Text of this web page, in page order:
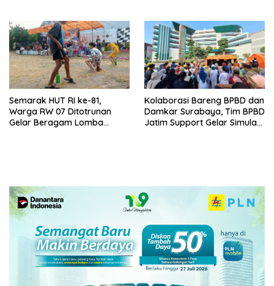
Semarak HUT RI ke-81,
Warga RW 07 Ditotrunan
Gelar Beragam Lomba
Kolaborasi Bareng BPBD dan
Damkar Surabaya, Tim BPBD
Jatim Support Gelar Simulasi